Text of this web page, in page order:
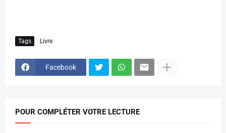
Tags Livre
Facebook
POUR COMPLÉTER VOTRE LECTURE